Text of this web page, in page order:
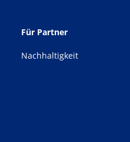
Für Partner
Nachhaltigkeit